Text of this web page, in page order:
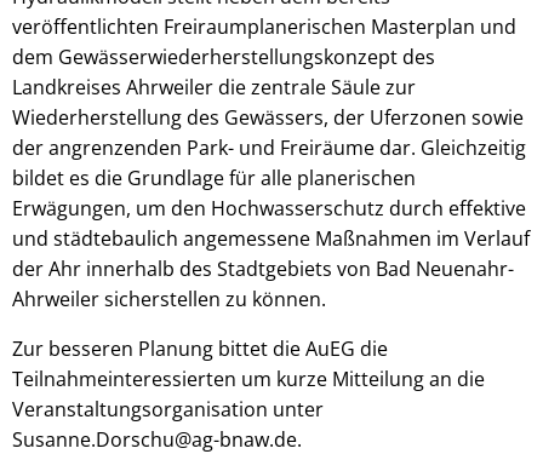
veröffentlichten Freiraumplanerischen Masterplan und
dem Gewässerwiederherstellungskonzept des
Landkreises Ahrweiler die zentrale Säule zur
Wiederherstellung des Gewässers, der Uferzonen sowie
der angrenzenden Park- und Freiräume dar. Gleichzeitig
bildet es die Grundlage für alle planerischen
Erwägungen, um den Hochwasserschutz durch effektive
und städtebaulich angemessene Maßnahmen im Verlauf
der Ahr innerhalb des Stadtgebiets von Bad Neuenahr-
Ahrweiler sicherstellen zu können.
Zur besseren Planung bittet die AuEG die
Teilnahmeinteressierten um kurze Mitteilung an die
Veranstaltungsorganisation unter
Susanne.Dorschu@ag-bnaw.de.